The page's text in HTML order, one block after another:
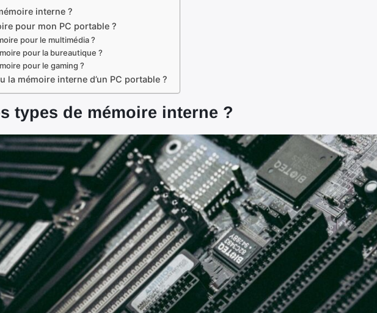
interne ?
pour mon PC portable ?
pour le multimédia ?
pour la bureautique ?
pour le gaming ?
la mémoire interne d’un PC portable ?
types de mémoire interne ?